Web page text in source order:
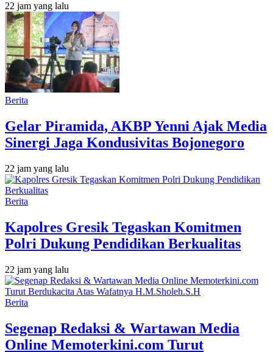
22 jam yang lalu
Berita
Gelar Piramida, AKBP Yenni Ajak Media
Sinergi Jaga Kondusivitas Bojonegoro
22 jam yang lalu
Berita
Kapolres Gresik Tegaskan Komitmen
Polri Dukung Pendidikan Berkualitas
22 jam yang lalu
Berita
Segenap Redaksi & Wartawan Media
Online Memoterkini.com Turut